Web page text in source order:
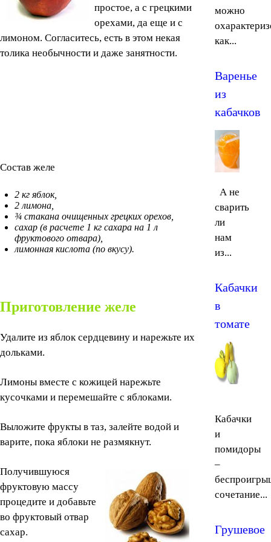
простое, а с грецкими
орехами, да еще и с
лимоном. Согласитесь, есть в этом некая
толика необычности и даже занятности.
Состав желе
2 кг яблок,
2 лимона,
¾ стакана очищенных грецких орехов,
сахар (в расчете 1 кг сахара на 1 л
фруктового отвара),
лимонная кислота (по вкусу).
Приготовление желе
Удалите из яблок сердцевину и нарежьте их
дольками.
Лимоны вместе с кожицей нарежьте
кусочками и перемешайте с яблоками.
Выложите фрукты в таз, залейте водой и
варите, пока яблоки не размякнут.
Получившуюся
фруктовую массу
процедите и добавьте
во фруктовый отвар
сахар.
можно
как...
Варенье
из
кабачков
А не
сварить
ли
нам
из...
Кабачки
в
томате
Кабачки
и
помидоры
–
сочетание...
Грушевое